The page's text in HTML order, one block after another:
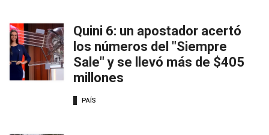
Quini 6: un apostador acertó
los números del "Siempre
Sale" y se llevó más de $405
millones
PAÍS